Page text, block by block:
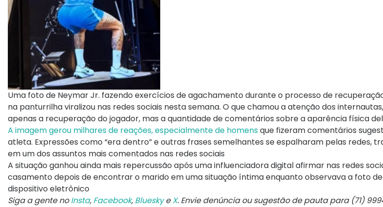
Uma foto de Neymar Jr. fazendo exercícios de agachamento durante o processo de
na panturrilha viralizou nas redes sociais nesta semana. O que chamou a atenção dos
apenas a recuperação do jogador, mas a quantidade de comentários sobre a aparência física
A imagem gerou milhares de reações, especialmente de homensque fizeram comentários
atleta. Expressões como “era dentro” e outras frases semelhantes se espalharam pelas redes,
em um dos assuntos mais comentados nas redes sociais
A situação ganhou ainda mais repercussão após uma influenciadora digital afirmar nas redes
casamento depois de encontrar o marido em uma situação íntima enquanto observava a foto
dispositivo eletrônico
Siga a gente noInsta, Facebook, BlueskyeX. Envie denúncia ou sugestão de pauta para (71)